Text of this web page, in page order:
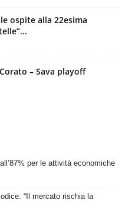
ospite alla 22esima
– Sava playoff
per le attività economiche
“Il mercato rischia la